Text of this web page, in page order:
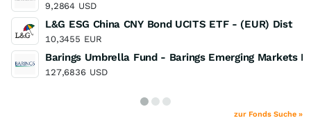
9,2864 USD
L&G ESG China CNY Bond UCITS ETF - (EUR) Dist
10,3455 EUR
Barings Umbrella Fund - Barings Emerging Markets
127,6836 USD
zur Fonds Suche »